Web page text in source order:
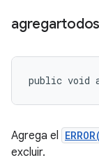
public void
Agrega el
excluir.